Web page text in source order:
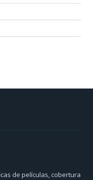
de películas, cobertura